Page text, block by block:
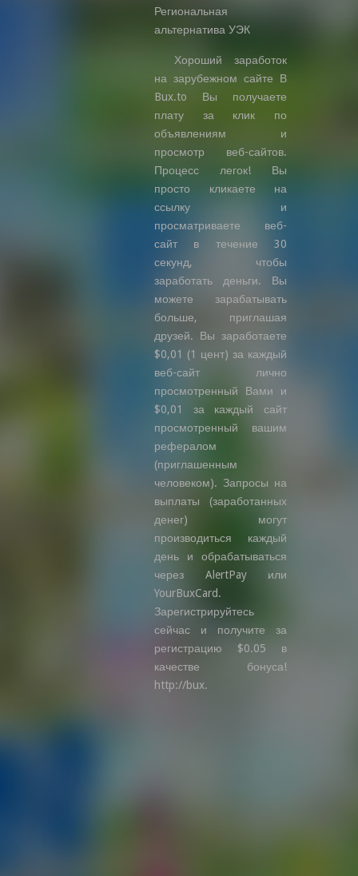
Региональная
альтернатива УЭК
Хороший заработок
на зарубежном сайте В
Bux.to Вы получаете
плату за клик по
объявлениям и
просмотр веб-сайтов.
Процесс легок! Вы
просто кликаете на
ссылку и
просматриваете веб-
сайт в течение 30
секунд, чтобы
заработать деньги. Вы
можете зарабатывать
больше, приглашая
друзей. Вы заработаете
$0,01 (1 цент) за каждый
веб-сайт лично
просмотренный Вами и
$0,01 за каждый сайт
просмотренный вашим
рефералом
(приглашенным
человеком). Запросы на
выплаты (заработанных
денег) могут
производиться каждый
день и обрабатываться
через AlertPay или
YourBuxCard.
Зарегистрируйтесь
сейчас и получите за
регистрацию $0.05 в
качестве бонуса!
http://bux.